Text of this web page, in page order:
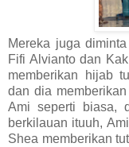
Mereka juga
Fifi Alvianto dan
memberikan hijab
dan dia
Ami seperti biasa,
berkilauan ituuh,
Shea memberikan